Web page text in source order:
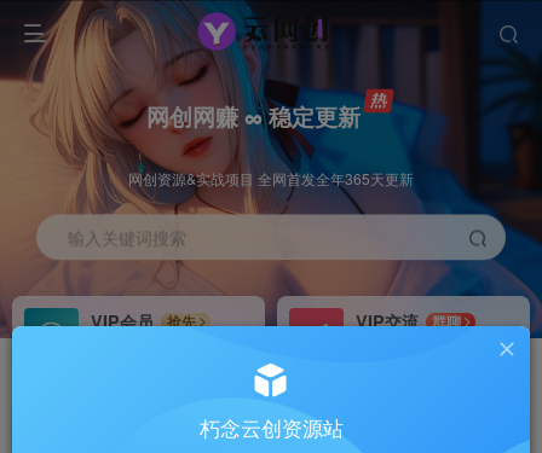
网创网赚 ∞ 稳定更新
网创资源&实战项目 全网首发全年365天更新
输入关键词搜索
VIP会员
抢先
VIP交流
群聊
研究探讨更多创业项目路子。
会员专属推广链接朽念云创资源站